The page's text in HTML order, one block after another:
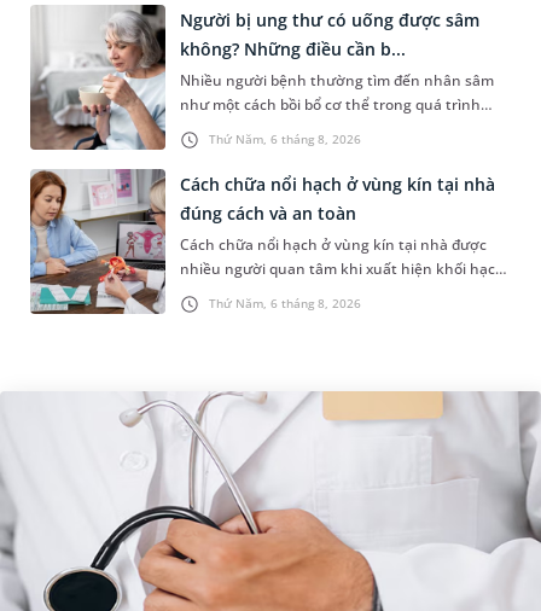
Thứ Năm, 6 tháng 8, 2026
Người bị ung thư có uống được sâm
không? Những điều cần b...
Nhiều người bệnh thường tìm đến nhân sâm
như một cách bồi bổ cơ thể trong quá trình
điều trị ung thư. Tuy nhiên, câu hỏi người bị
ung thư có uống được sâm kh...
Thứ Năm, 6 tháng 8, 2026
Cách chữa nổi hạch ở vùng kín tại nhà
đúng cách và an toàn
Cách chữa nổi hạch ở vùng kín tại nhà được
nhiều người quan tâm khi xuất hiện khối hạch
nhỏ ở vùng bẹn hoặc cơ quan sinh dục. Nếu
hạch mới xuất hiện, kích th...